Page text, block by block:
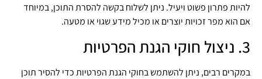
להיות פתרון פשוט ויעיל. ניתן לשלוח בקשה להסרת התוכן, במיוחד
אם הוא מפר זכויות יוצרים או מכיל מידע שגוי או מטעה.
3. ניצול חוקי הגנת הפרטיות
במקרים רבים, ניתן להשתמש בחוקי הגנת הפרטיות כדי להסיר תוכן